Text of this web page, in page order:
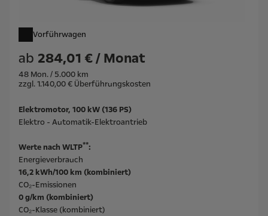
Vorführwagen
ab 284,01 € / Monat
48 Mon. / 5.000 km
zzgl. 1.140,00 € Überführungskosten
Elektromotor, 100 kW (136 PS)
Elektro - Automatik-Elektroantrieb
Werte nach WLTP**:
Energieverbrauch
16,2 kWh/100 km (kombiniert)
CO₂-Emissionen
0 g/km (kombiniert)
CO₂-Klasse (kombiniert)